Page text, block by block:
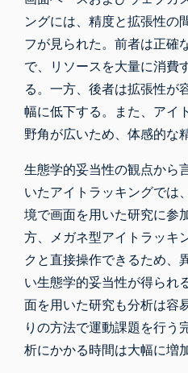
ングには、精度と拡張性の
フが見られた。前者は正確
で、リソースを大量に消費
る。一方、後者は拡張性が
幅に低下する。また、アイ
野角が広いため、体感的な
生態学的妥当性の観点から
いたアイトラッキングでは
境で画面を用いた研究に参
方、メガネ型アイトラッキ
クと直接操作できるため、
い生態学的妥当性が得られ
面を用いた研究も分析は容
りの方法で運動課題を行う
析にかかる時間は大幅に増